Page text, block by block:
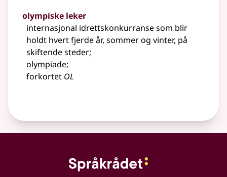
olympiske leker
internasjonal idrettskonkurranse som blir
holdt hvert fjerde år, sommer og vinter, på
skiftende steder;
olympiade;
forkortet OL